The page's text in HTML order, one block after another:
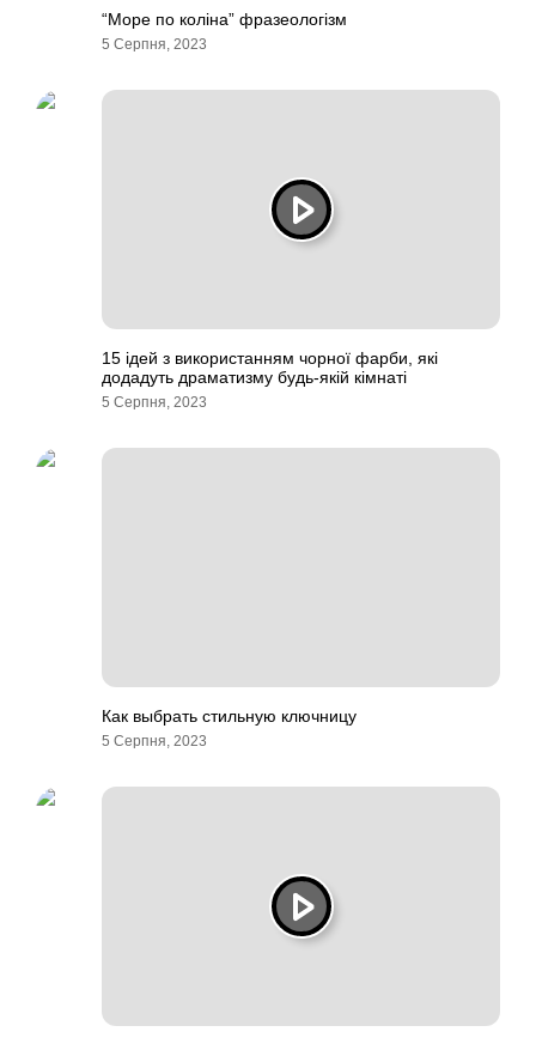
“Море по коліна” фразеологізм
5 Серпня, 2023
15 ідей з використанням чорної фарби, які
додадуть драматизму будь-якій кімнаті
5 Серпня, 2023
Как выбрать стильную ключницу
5 Серпня, 2023